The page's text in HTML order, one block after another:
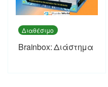
Διαθέσιμο
Brainbox: Διάστημα